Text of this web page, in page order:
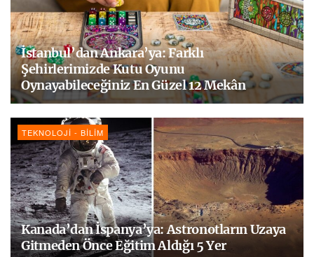
İstanbul’dan Ankara’ya: Farklı
Şehirlerimizde Kutu Oyunu
Oynayabileceğiniz En Güzel 12 Mekân
TEKNOLOJI - BILIM
Kanada’dan İspanya’ya: Astronotların Uzaya
Gitmeden Önce Eğitim Aldığı 5 Yer